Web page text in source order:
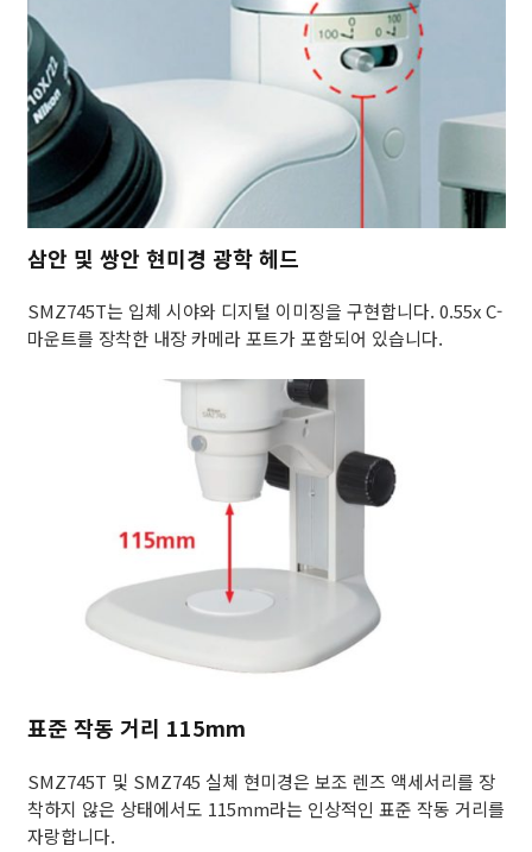
삼안 및 쌍안 현미경 광학 헤드
SMZ745T는 입체 시야와 디지털 이미징을 구현합니다. 0.55x C-
마운트를 장착한 내장 카메라 포트가 포함되어 있습니다.
표준 작동 거리 115mm
SMZ745T 및 SMZ745 실체 현미경은 보조 렌즈 액세서리를 장
착하지 않은 상태에서도 115mm라는 인상적인 표준 작동 거리를
자랑합니다.